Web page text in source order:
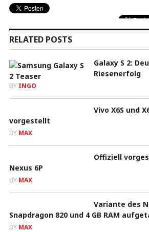
RELATED POSTS
Galaxy S 2:
Riesenerfolg
BY INGO
Vivo X6S und
vorgestellt
BY MAX
Offiziell
Nexus 6P
BY MAX
Variante des
Snapdragon 820 und 4 GB RAM
BY MAX